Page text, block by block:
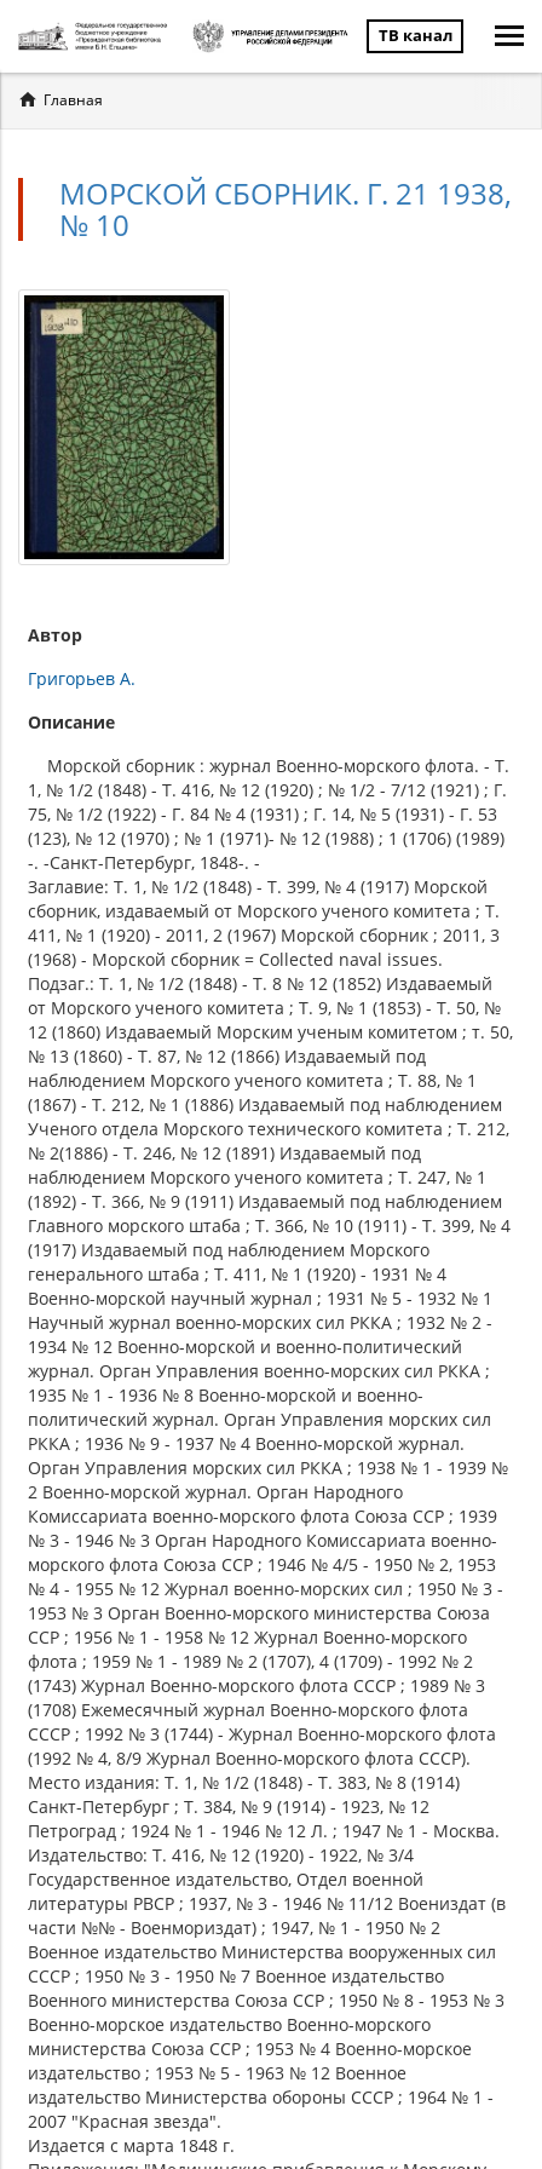
ТВ канал
Вы
здесь
Главная
МОРСКОЙ СБОРНИК. Г. 21 1938,
№ 10
Автор
Григорьев А.
Описание
Морской сборник : журнал Военно-морского флота. - Т.
1, № 1/2 (1848) - Т. 416, № 12 (1920) ; № 1/2 - 7/12 (1921) ; Г.
75, № 1/2 (1922) - Г. 84 № 4 (1931) ; Г. 14, № 5 (1931) - Г. 53
(123), № 12 (1970) ; № 1 (1971)- № 12 (1988) ; 1 (1706) (1989)
-. -Санкт-Петербург, 1848-. -
Заглавие: Т. 1, № 1/2 (1848) - Т. 399, № 4 (1917) Морской
сборник, издаваемый от Морского ученого комитета ; Т.
411, № 1 (1920) - 2011, 2 (1967) Морской сборник ; 2011, 3
(1968) - Морской сборник = Collected naval issues.
Подзаг.: Т. 1, № 1/2 (1848) - Т. 8 № 12 (1852) Издаваемый
от Морского ученого комитета ; Т. 9, № 1 (1853) - Т. 50, №
12 (1860) Издаваемый Морским ученым комитетом ; т. 50,
№ 13 (1860) - Т. 87, № 12 (1866) Издаваемый под
наблюдением Морского ученого комитета ; Т. 88, № 1
(1867) - Т. 212, № 1 (1886) Издаваемый под наблюдением
Ученого отдела Морского технического комитета ; Т. 212,
№ 2(1886) - Т. 246, № 12 (1891) Издаваемый под
наблюдением Морского ученого комитета ; Т. 247, № 1
(1892) - Т. 366, № 9 (1911) Издаваемый под наблюдением
Главного морского штаба ; Т. 366, № 10 (1911) - Т. 399, № 4
(1917) Издаваемый под наблюдением Морского
генерального штаба ; Т. 411, № 1 (1920) - 1931 № 4
Военно-морской научный журнал ; 1931 № 5 - 1932 № 1
Научный журнал военно-морских сил РККА ; 1932 № 2 -
1934 № 12 Военно-морской и военно-политический
журнал. Орган Управления военно-морских сил РККА ;
1935 № 1 - 1936 № 8 Военно-морской и военно-
политический журнал. Орган Управления морских сил
РККА ; 1936 № 9 - 1937 № 4 Военно-морской журнал.
Орган Управления морских сил РККА ; 1938 № 1 - 1939 №
2 Военно-морской журнал. Орган Народного
Комиссариата военно-морского флота Союза ССР ; 1939
№ 3 - 1946 № 3 Орган Народного Комиссариата военно-
морского флота Союза ССР ; 1946 № 4/5 - 1950 № 2, 1953
№ 4 - 1955 № 12 Журнал военно-морских сил ; 1950 № 3 -
1953 № 3 Орган Военно-морского министерства Союза
ССР ; 1956 № 1 - 1958 № 12 Журнал Военно-морского
флота ; 1959 № 1 - 1989 № 2 (1707), 4 (1709) - 1992 № 2
(1743) Журнал Военно-морского флота СССР ; 1989 № 3
(1708) Ежемесячный журнал Военно-морского флота
СССР ; 1992 № 3 (1744) - Журнал Военно-морского флота
(1992 № 4, 8/9 Журнал Военно-морского флота СССР).
Место издания: Т. 1, № 1/2 (1848) - Т. 383, № 8 (1914)
Санкт-Петербург ; Т. 384, № 9 (1914) - 1923, № 12
Петроград ; 1924 № 1 - 1946 № 12 Л. ; 1947 № 1 - Москва.
Издательство: Т. 416, № 12 (1920) - 1922, № 3/4
Государственное издательство, Отдел военной
литературы РВСР ; 1937, № 3 - 1946 № 11/12 Воениздат (в
части №№ - Военмориздат) ; 1947, № 1 - 1950 № 2
Военное издательство Министерства вооруженных сил
СССР ; 1950 № 3 - 1950 № 7 Военное издательство
Военного министерства Союза ССР ; 1950 № 8 - 1953 № 3
Военно-морское издательство Военно-морского
министерства Союза ССР ; 1953 № 4 Военно-морское
издательство ; 1953 № 5 - 1963 № 12 Военное
издательство Министерства обороны СССР ; 1964 № 1 -
2007 "Красная звезда".
Издается с марта 1848 г.